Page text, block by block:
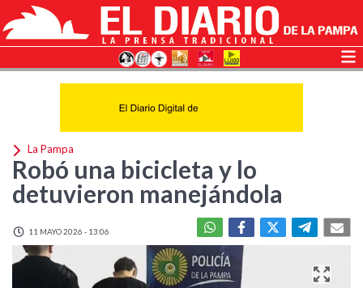
La Pampa
Robó una bicicleta y lo
detuvieron manejándola
11 MAYO 2026 - 13:06